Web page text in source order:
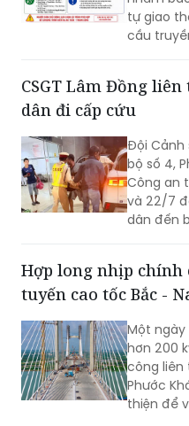
đội –
20h
Anh
CSGT Lâm Đồng
Đội
bộ số 4,
Công an
và 22/7
dân đến
Hợp long nhịp chính
Một ngày
hơn 200
công liên
Phước
thiện để
Sân bay Long